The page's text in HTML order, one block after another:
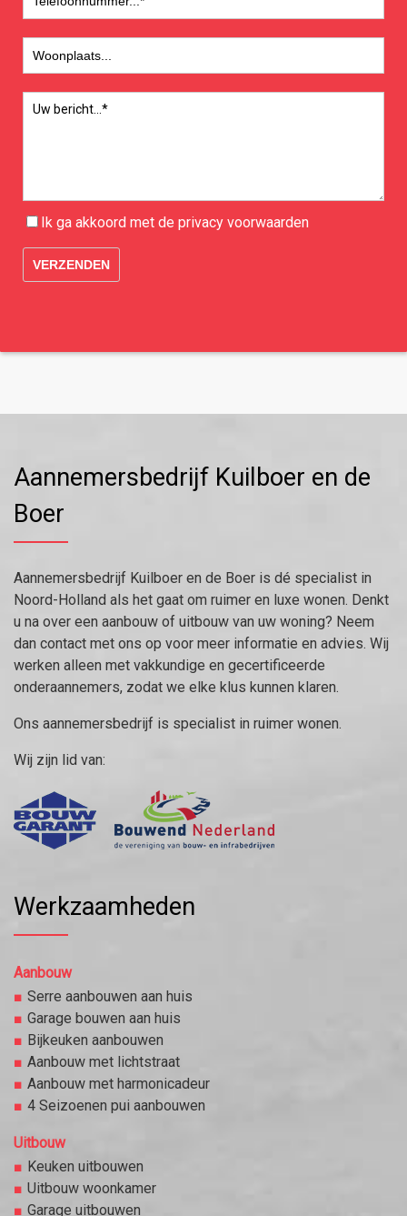
Ik ga akkoord met de privacy voorwaarden
Aannemersbedrijf Kuilboer en de
Boer
Aannemersbedrijf Kuilboer en de Boer is dé specialist in
Noord-Holland als het gaat om ruimer en luxe wonen. Denkt
u na over een aanbouw of uitbouw van uw woning? Neem
dan contact met ons op voor meer informatie en advies. Wij
werken alleen met vakkundige en gecertificeerde
onderaannemers, zodat we elke klus kunnen klaren.
Ons aannemersbedrijf is specialist in ruimer wonen.
Wij zijn lid van:
Werkzaamheden
Aanbouw
Serre aanbouwen aan huis
Garage bouwen aan huis
Bijkeuken aanbouwen
Aanbouw met lichtstraat
Aanbouw met harmonicadeur
4 Seizoenen pui aanbouwen
Uitbouw
Keuken uitbouwen
Uitbouw woonkamer
Garage uitbouwen